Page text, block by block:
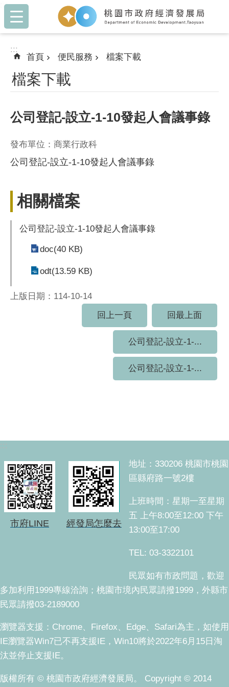
跳到主要內容區塊
:::
:::
首頁 便民服務 檔案下載
檔案下載
公司登記-設立-1-10發起人會議事錄
發布單位：商業行政科
公司登記-設立-1-10發起人會議事錄
相關檔案
公司登記-設立-1-10發起人會議事錄
doc(40 KB)
odt(13.59 KB)
上版日期：114-10-14
回上一頁
回最上面
公司登記-設立-1-...
公司登記-設立-1-...
:::
市府LINE 經發局怎麼去
地址：330206 桃園市桃園
區縣府路一號2樓
上班時間：星期一至星期
五 上午8:00至12:00 下午
13:00至17:00
TEL: 03-3322101
民眾如有市政問題，歡迎
多加利用1999專線洽詢；桃園市境內民眾請撥1999，外縣市
民眾請撥03-2189000
瀏覽器支援：Chrome、Firefox、Edge、Safari為主，如使用
IE瀏覽器Win7已不再支援IE，Win10將於2022年6月15日淘
汰並停止支援IE。
版權所有 © 桃園市政府經濟發展局。 Copyright © 2014